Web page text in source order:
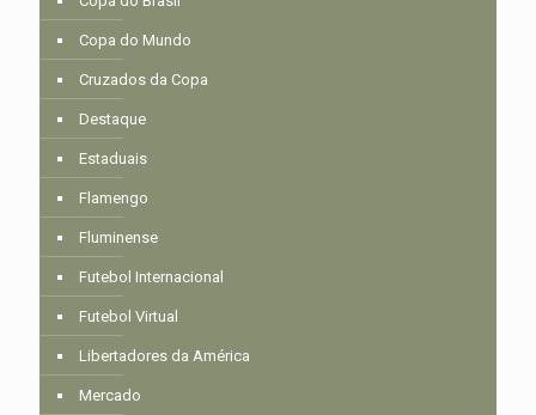
Copa do Mundo
Cruzados da Copa
Destaque
Estaduais
Flamengo
Fluminense
Futebol Internacional
Futebol Virtual
Libertadores da América
Mercado